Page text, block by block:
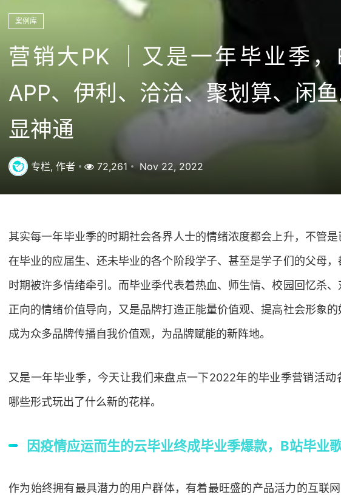
案例库
营销大PK ｜又是一年毕业季
APP、伊利、洽洽、聚划算、闲
显神通
专栏, 作者 72,261 Nov 22, 2022
其实每一年毕业季的时期社会各界人士的情绪浓度都会上升，不管
在毕业的应届生、还未毕业的各个阶段学子、甚至是学子们的父母
时期被许多情绪牵引。而毕业季代表着热血、师生情、校园回忆杀
正向的情绪价值导向，又是品牌打造正能量价值观、提高社会形象
成为众多品牌传播自我价值观，为品牌赋能的新阵地。
又是一年毕业季，今天让我们来盘点一下2022年的毕业季营销活动
哪些形式玩出了什么新的花样。
因疫情应运而生的云毕业终成毕业季爆款，B站毕业
作为始终拥有最具潜力的用户群体，有着最旺盛的产品活力的互联